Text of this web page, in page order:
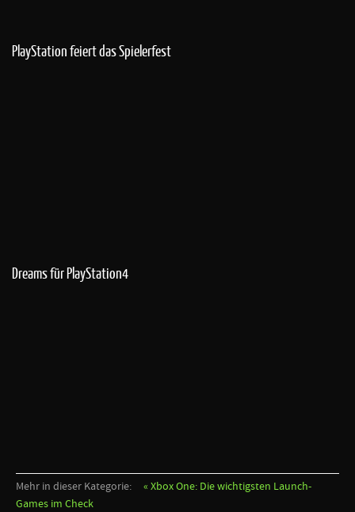
PlayStation feiert das Spielerfest
Dreams für PlayStation4
Mehr in dieser Kategorie:
« Xbox One: Die wichtigsten Launch-
Games im Check